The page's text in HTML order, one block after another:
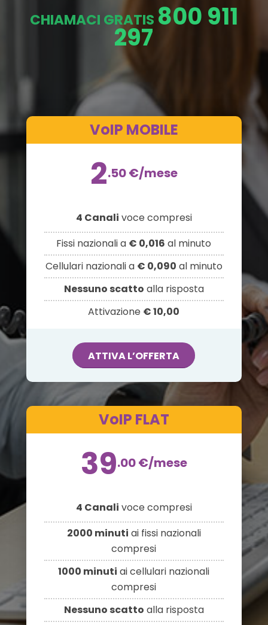
CHIAMACI GRATIS 800 911
297
VoIP MOBILE
2.50€/mese
4 Canali voce compresi
Fissi nazionali a € 0,016 al minuto
Cellulari nazionali a € 0,090 al minuto
Nessuno scatto alla risposta
Attivazione € 10,00
ATTIVA L’OFFERTA
VoIP FLAT
39.00€/mese
4 Canali voce compresi
2000 minuti ai fissi nazionali
compresi
1000 minuti ai cellulari nazionali
compresi
Nessuno scatto alla risposta